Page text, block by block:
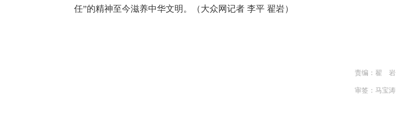
任”的精神至今滋养中华文明。（大众网记者 李平 翟岩）
责编：翟 岩
审签：马宝涛